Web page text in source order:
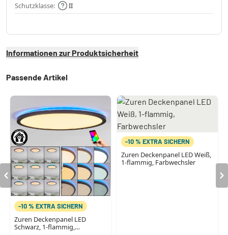
Schutzklasse:
II
Informationen zur Produktsicherheit
Passende Artikel
-10 % EXTRA SICHERN
Zuren Deckenpanel LED
Schwarz, 1-flammig,
-10 % EXTRA SICHERN
Zuren Deckenpanel LED Weiß,
1-flammig, Farbwechsler